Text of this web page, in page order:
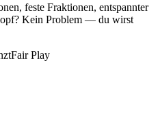
feste Fraktionen, entspannter
Kein Problem — du wirst
Fair Play